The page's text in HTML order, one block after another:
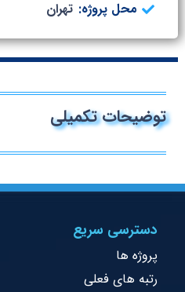
محل پروژه: تهران
توضیحات تکمیلی
دسترسی سریع
پروژه ها
رتبه های فعلی